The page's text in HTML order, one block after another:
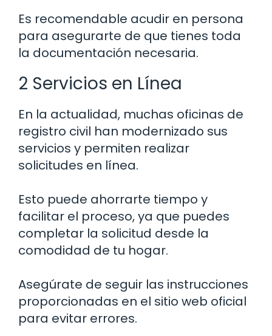
Es recomendable acudir en persona
para asegurarte de que tienes toda
la documentación necesaria.
2 Servicios en Línea
En la actualidad, muchas oficinas de
registro civil han modernizado sus
servicios y permiten realizar
solicitudes en línea.
Esto puede ahorrarte tiempo y
facilitar el proceso, ya que puedes
completar la solicitud desde la
comodidad de tu hogar.
Asegúrate de seguir las instrucciones
proporcionadas en el sitio web oficial
para evitar errores.